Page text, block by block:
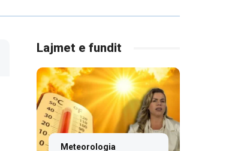
Lajmet e fundit
Meteorologia